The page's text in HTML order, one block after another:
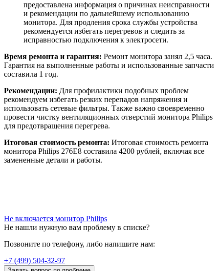
предоставлена информация о причинах неисправности
и рекомендации по дальнейшему использованию
монитора. Для продления срока службы устройства
рекомендуется избегать перегревов и следить за
исправностью подключения к электросети.
Время ремонта и гарантия: Ремонт монитора занял 2,5 часа.
Гарантия на выполненные работы и использованные запчасти
составила 1 год.
Рекомендации: Для профилактики подобных проблем
рекомендуем избегать резких перепадов напряжения и
использовать сетевые фильтры. Также важно своевременно
провести чистку вентиляционных отверстий монитора Philips
для предотвращения перегрева.
Итоговая стоимость ремонта: Итоговая стоимость ремонта
монитора Philips 276E8 составила 4200 рублей, включая все
замененные детали и работы.
Не включается монитор Philips
Не нашли нужную вам проблему в списке?
Позвоните по телефону, либо напишите нам:
+7 (499) 504-32-97